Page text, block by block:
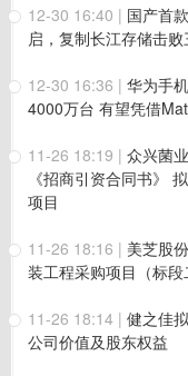
12-30 16:40 | 国产首
启，复制长江存储击败
12-30 16:36 | 华为手
4000万台 有望凭借
11-26 18:19 | 众兴菌
《招商引资合同书》
项目
11-26 18:16 | 美芝股
装工程采购项目（标段
11-26 18:14 | 健之佳
公司价值及股东权益